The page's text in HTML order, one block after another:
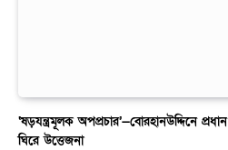
‘ষড়যন্ত্রমূলক অপপ্রচার’—বোরহানউদ্দিনে
ঘিরে উত্তেজনা